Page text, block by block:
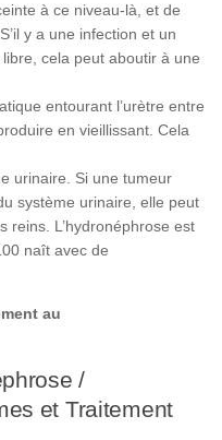
à ce niveau-là, et de
y a une infection et un
cela peut aboutir à une
entourant l’urètre entre
en vieillissant. Cela
urinaire. Si une tumeur
système urinaire, elle peut
reins. L’hydronéphrose est
naît avec de
au
/
et Traitement